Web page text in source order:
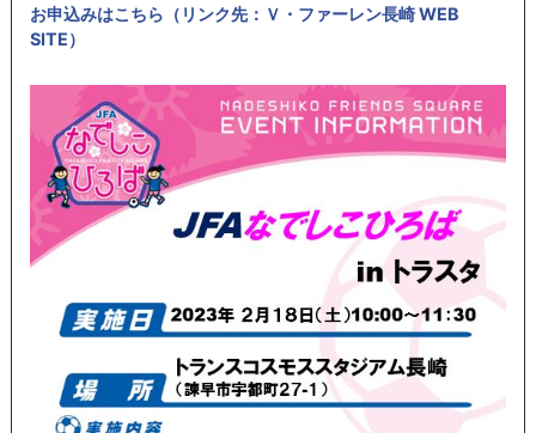
お申込みはこちら（リンク先：Ｖ・ファーレン長崎 WEB
SITE）